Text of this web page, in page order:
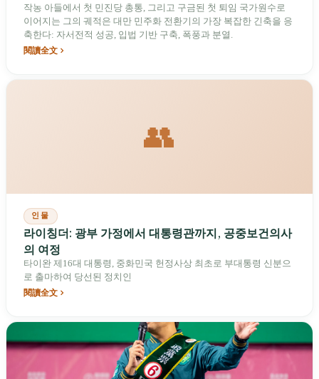
작농 아들에서 첫 민진당 총통, 그리고 구금된 첫 퇴임 국가원수로
이어지는 그의 궤적은 대만 민주화 전환기의 가장 복잡한 긴축을 응
축한다: 자서전적 성공, 입법 기반 구축, 폭풍과 분열.
閱讀全文
👥
인물
라이칭더: 광부 가정에서 대통령관까지, 공중보건의사
의 여정
타이완 제16대 대통령, 중화민국 헌정사상 최초로 부대통령 신분으
로 출마하여 당선된 정치인
閱讀全文